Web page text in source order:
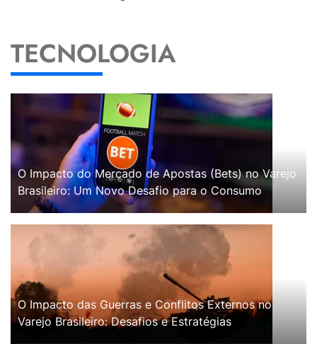
TECNOLOGIA
O Impacto do Mercado de Apostas (Bets) no Varejo
Brasileiro: Um Novo Desafio para o Consumo
O Impacto das Guerras e Conflitos Externos no
Varejo Brasileiro: Desafios e Estratégias